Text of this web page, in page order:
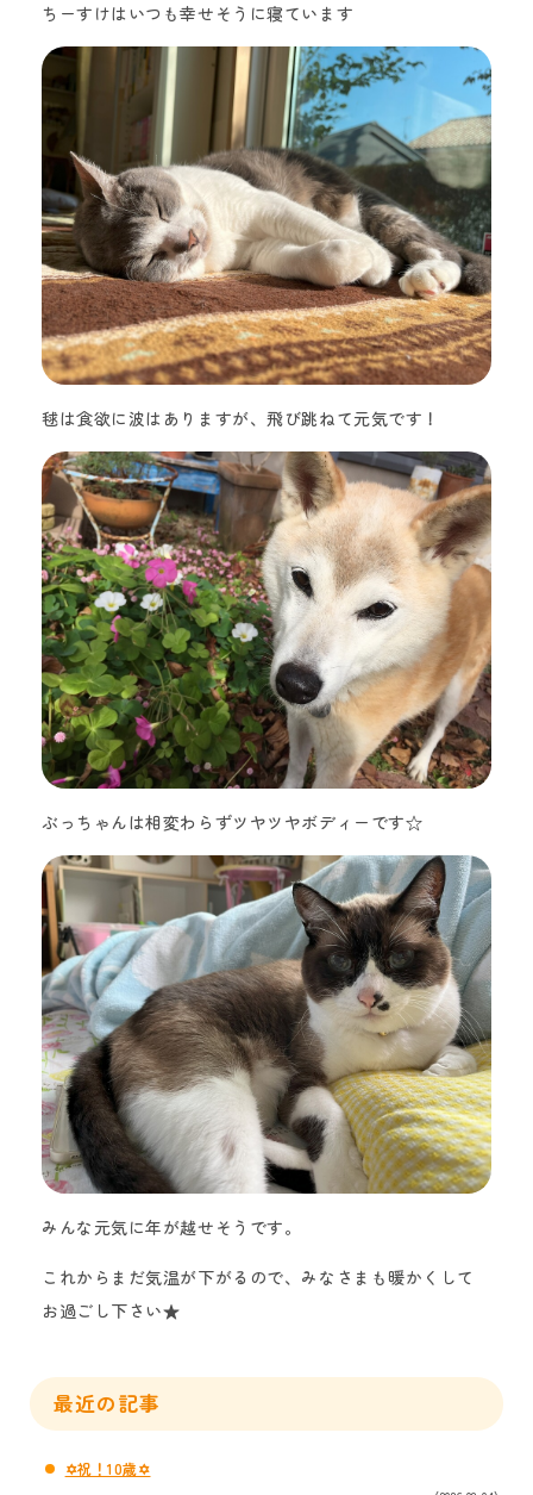
ちーすけはいつも幸せそうに寝ています
毬は食欲に波はありますが、飛び跳ねて元気です！
ぶっちゃんは相変わらずツヤツヤボディーです☆
みんな元気に年が越せそうです。
これからまだ気温が下がるので、みなさまも暖かくして
お過ごし下さい★
最近の記事
✡祝！10歳✡